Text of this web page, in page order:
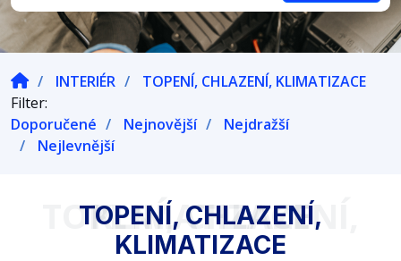
INTERIÉR
TOPENÍ, CHLAZENÍ, KLIMATIZACE
Filter:
Doporučené
Nejnovější
Nejdražší
Nejlevnější
TOPENÍ, CHLAZENÍ, KLIMATIZACE
TOPENÍ, CHLAZENÍ,
KLIMATIZACE